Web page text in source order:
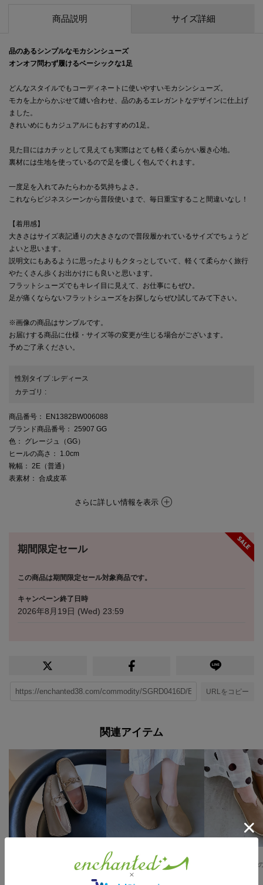
商品説明 サイズ詳細
品のあるシンプルなモカシンシューズ
オンオフ問わず履けるベーシックな1足
どんなスタイルでもコーディネートに使いやすいモカシンシューズ。
モカを上からかぶせて縫い合わせ、品のあるエレガントなデザインに仕上げ
ました。
きれいめにもカジュアルにもおすすめの1足。
見た目にはカチッとして見えても実際はとても軽く柔らかい履き心地。
裏材には生地を使っているので足を優しく包んでくれます。
一度足を入れてみたらわかる気持ちよさ。
これならビジネスシーンから普段使いまで、毎日重宝すること間違いなし！
【着用感】
大きさはサイズ表記通りの大きさなので普段履かれているサイズでちょうど
よいと思います。
説明文にもあるように思ったよりもクタっとしていて、軽くて柔らかく旅行
やたくさん歩くお出かけにも良いと思います。
フラットシューズでもキレイ目に見えて、お仕事にもぜひ。
足が痛くならないフラットシューズをお探しならぜひ試してみて下さい。
※画像の商品はサンプルです。
お届けする商品に仕様・サイズ等の変更が生じる場合がございます。
予めご了承ください。
性別タイプ :レディース
カテゴリ :
商品番号 ： EN1382BW006088
ブランド商品番号 ： 25907 GG
色 ： グレージュ（GG）
ヒールの高さ ： 1.0cm
靴幅 ： 2E（普通）
表素材 ： 合成皮革
さらに詳しい情報を表示
期間限定セール
この商品は期間限定セール対象商品です。
キャンペーン終了日時
2026年8月19日 (Wed) 23:59
URLをコピー
関連アイテム
MELLOW【柔らか・履きやすい】ソフトチューブモカシン （グレージュ） MELLOW ソフトフィットスリッポンフラットシューズ （ベージュ）
￥9,900